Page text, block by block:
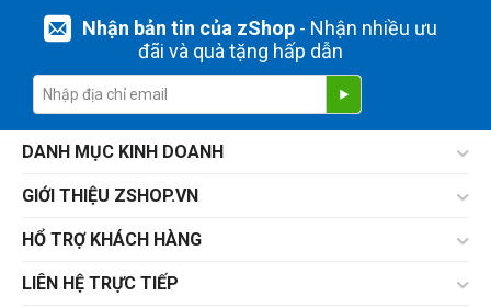
Nhận bản tin của zShop- Nhận nhiều ưu
đãi và quà tặng hấp dẫn
DANH MỤC KINH DOANH
GIỚI THIỆU ZSHOP.VN
HỔ TRỢ KHÁCH HÀNG
LIÊN HỆ TRỰC TIẾP